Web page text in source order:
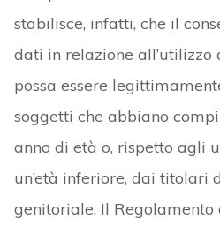
stabilisce, infatti, che il
dati in relazione
possa essere
soggetti che abbiano
anno di età o, rispetto agli
un’età inferiore, dai titolari
genitoriale. Il Regolamento